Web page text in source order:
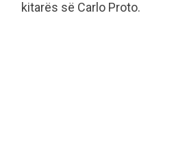
kitarës së Carlo Proto.